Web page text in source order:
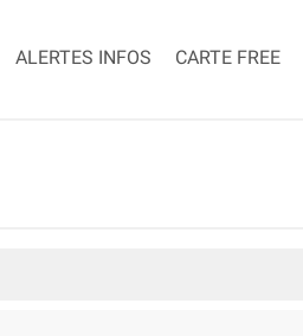
ALERTES INFOS CARTE FREE